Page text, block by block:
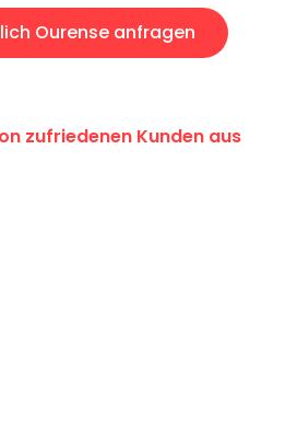
Ourense anfragen
zufriedenen Kunden aus